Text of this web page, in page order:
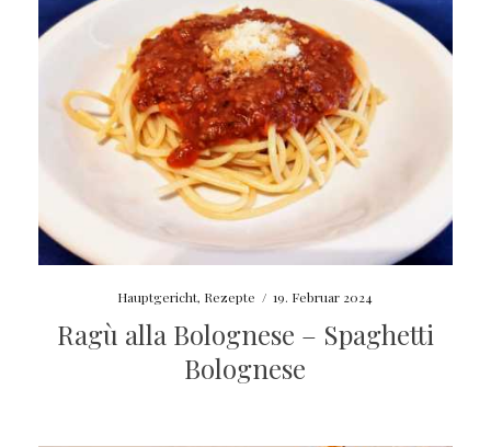
Hauptgericht, Rezepte / 19. Februar 2024
Ragù alla Bolognese – Spaghetti
Bolognese